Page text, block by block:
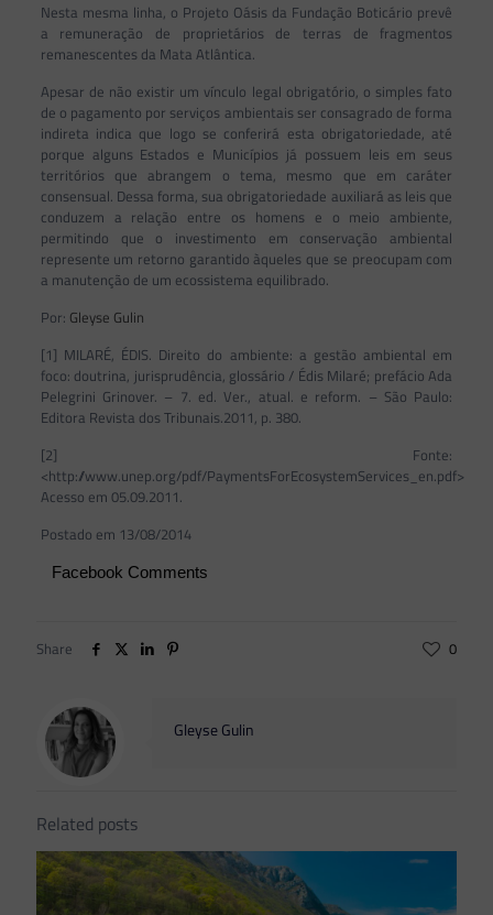
Nesta mesma linha, o Projeto Oásis da Fundação Boticário prevê
a remuneração de proprietários de terras de fragmentos
remanescentes da Mata Atlântica.
Apesar de não existir um vínculo legal obrigatório, o simples fato
de o pagamento por serviços ambientais ser consagrado de forma
indireta indica que logo se conferirá esta obrigatoriedade, até
porque alguns Estados e Municípios já possuem leis em seus
territórios que abrangem o tema, mesmo que em caráter
consensual. Dessa forma, sua obrigatoriedade auxiliará as leis que
conduzem a relação entre os homens e o meio ambiente,
permitindo que o investimento em conservação ambiental
represente um retorno garantido àqueles que se preocupam com
a manutenção de um ecossistema equilibrado.
Por: Gleyse Gulin
[1] MILARÉ, ÉDIS. Direito do ambiente: a gestão ambiental em
foco: doutrina, jurisprudência, glossário / Édis Milaré; prefácio Ada
Pelegrini Grinover. – 7. ed. Ver., atual. e reform. – São Paulo:
Editora Revista dos Tribunais.2011, p. 380.
[2] Fonte:
<http://www.unep.org/pdf/PaymentsForEcosystemServices_en.pdf>
Acesso em 05.09.2011.
Postado em 13/08/2014
Facebook Comments
Share 0
Gleyse Gulin
Related posts